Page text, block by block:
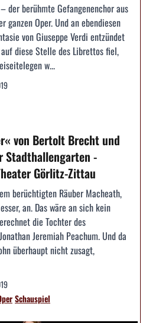
der berühmte Gefangenenchor aus
ganzen Oper. Und an ebendiesen
von Giuseppe Verdi entzündet
diese Stelle des Librettos fiel,
w...
von Bertolt Brecht und
Stadthallengarten -
Görlitz-Zittau
berüchtigten Räuber Macheath,
an. Das wäre an sich kein
die Tochter des
Jeremiah Peachum. Und da
überhaupt nicht zusagt,
Schauspiel